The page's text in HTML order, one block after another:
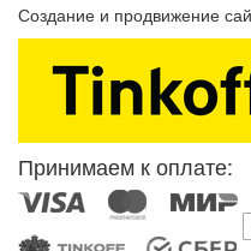
Создание и продвижение
Принимаем к оплате: